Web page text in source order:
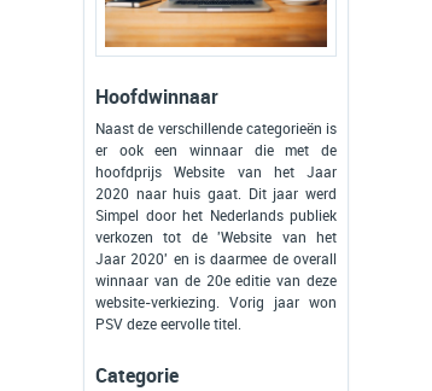
Hoofdwinnaar
Naast de verschillende categorieën is
er ook een winnaar die met de
hoofdprijs Website van het Jaar
2020 naar huis gaat. Dit jaar werd
Simpel door het Nederlands publiek
verkozen tot dé 'Website van het
Jaar 2020' en is daarmee de overall
winnaar van de 20e editie van deze
website-verkiezing. Vorig jaar won
PSV deze eervolle titel.
Categorie